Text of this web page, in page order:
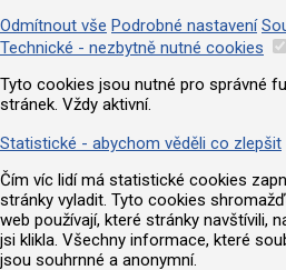
Odmítnout vše Podrobné nastavení
Technické - nezbytně nutné cookies
Tyto cookies jsou nutné pro správné
stránek. Vždy aktivní.
Statistické - abychom věděli co zlepšit
Čím víc lidí má statistické cookies
stránky vyladit. Tyto cookies
web používají, které stránky navštívili,
jsi klikla. Všechny informace, které
jsou souhrnné a anonymní.